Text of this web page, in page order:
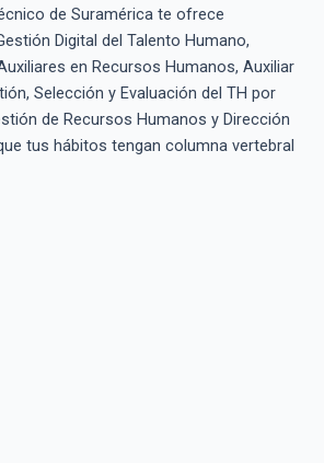
de Suramérica te ofrece
Digital del Talento Humano,
en Recursos Humanos, Auxiliar
Selección y Evaluación del TH por
de Recursos Humanos y Dirección
tus hábitos tengan columna vertebral